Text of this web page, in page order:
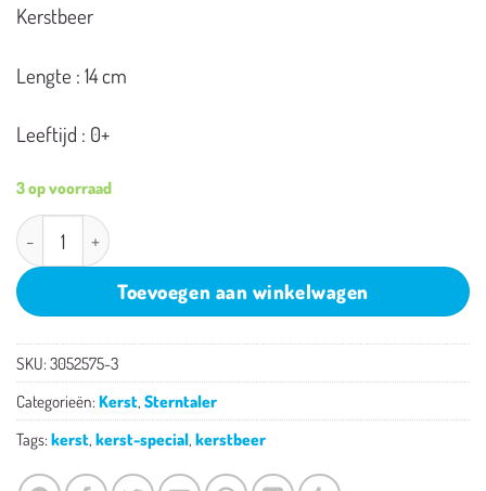
Kerstbeer
Lengte : 14 cm
Leeftijd : 0+
3 op voorraad
Sterntaler kerst beertje aantal
Toevoegen aan winkelwagen
SKU: 3052575-3
Categorieën: Kerst, Sterntaler
Tags: kerst, kerst-special, kerstbeer